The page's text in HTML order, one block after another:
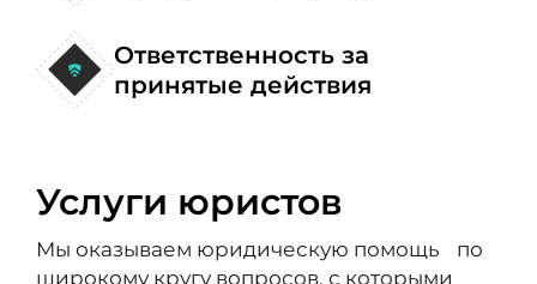
Ответственность за
принятые действия
Услуги юристов
Мы оказываем юридическую помощь по
широкому кругу вопросов, с которыми